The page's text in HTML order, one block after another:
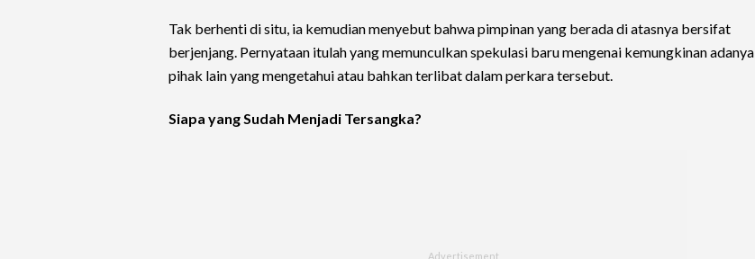
Tak berhenti di situ, ia kemudian menyebut bahwa pimpinan yang berada di atasnya bersifat
berjenjang. Pernyataan itulah yang memunculkan spekulasi baru mengenai kemungkinan adanya
pihak lain yang mengetahui atau bahkan terlibat dalam perkara tersebut.
Siapa yang Sudah Menjadi Tersangka?